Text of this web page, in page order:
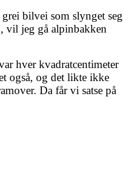
bilvei som slynget seg
vil jeg gå alpinbakken
hver kvadratcentimeter
også, og det likte ikke
Da får vi satse på